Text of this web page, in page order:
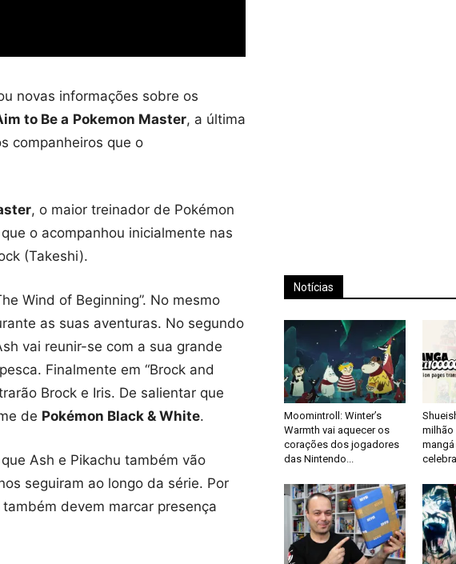
novas informações sobre os
to Be a Pokemon Master, a última
companheiros que o
, o maior treinador de Pokémon
o acompanhou inicialmente nas
(Takeshi).
Wind of Beginning”. No mesmo
as suas aventuras. No segundo
vai reunir-se com a sua grande
Finalmente em “Brock and
Brock e Iris. De salientar que
de Pokémon Black & White.
Ash e Pikachu também vão
seguiram ao longo da série. Por
devem marcar presença
Notícias
Moomintroll: Winter’s
Warmth vai aquecer os
corações dos jogadores
das Nintendo...
milhão